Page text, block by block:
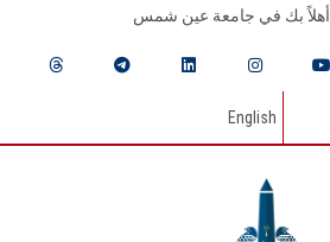
أهلاً بك في جامعة عين شمس
English